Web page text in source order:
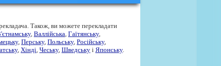
Також, ви можете перекладати
, Валлійська, Гаїтянську,
, Перську, Польську, Російську,
, Хінді, Чеську, Шведську і Японську.